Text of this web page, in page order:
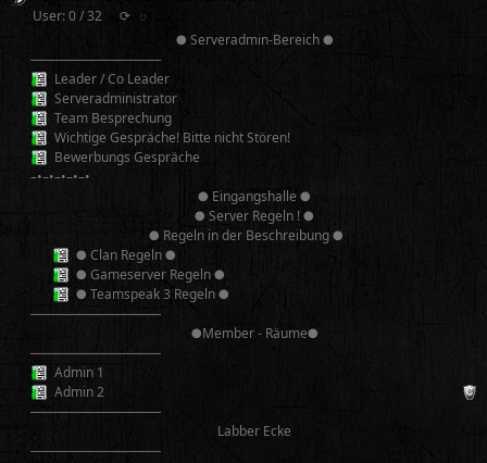
User: 0 / 32
⟳ ◌
● Serveradmin-Bereich ●
──────────
Leader / Co Leader
Serveradministrator
Team Besprechung
Wichtige Gespräche! Bitte nicht Stören!
Bewerbungs Gespräche
–•–•–•–•–•
● Eingangshalle ●
● Server Regeln ! ●
● Regeln in der Beschreibung ●
● Clan Regeln ●
● Gameserver Regeln ●
● Teamspeak 3 Regeln ●
──────────
●Member - Räume●
──────────
Admin 1
Admin 2
──────────
Labber Ecke
──────────